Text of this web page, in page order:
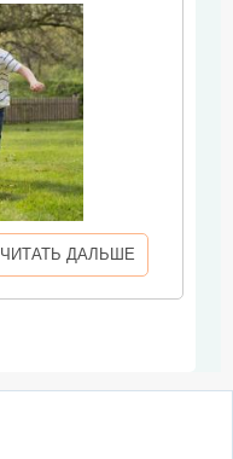
ЧИТАТЬ ДАЛЬШЕ